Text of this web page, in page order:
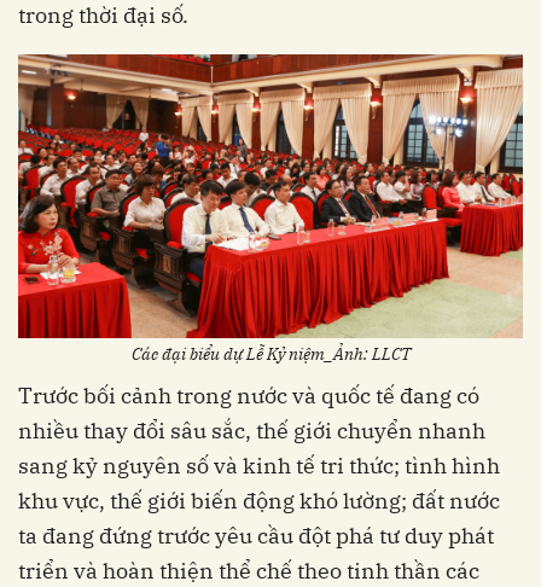
trong thời đại số.
Các đại biểu dự Lễ Kỷ niệm_Ảnh: LLCT
Trước bối cảnh trong nước và quốc tế đang có
nhiều thay đổi sâu sắc, thế giới chuyển nhanh
sang kỷ nguyên số và kinh tế tri thức; tình hình
khu vực, thế giới biến động khó lường; đất nước
ta đang đứng trước yêu cầu đột phá tư duy phát
triển và hoàn thiện thể chế theo tinh thần các